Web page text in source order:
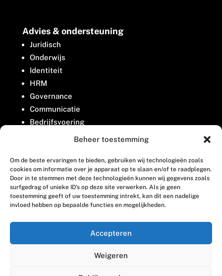
Beheer toestemming
Om de beste ervaringen te bieden, gebruiken wij technologieën zoals
cookies om informatie over je apparaat op te slaan en/of te raadplegen.
Door in te stemmen met deze technologieën kunnen wij gegevens zoals
surfgedrag of unieke ID's op deze site verwerken. Als je geen
toestemming geeft of uw toestemming intrekt, kan dit een nadelige
invloed hebben op bepaalde functies en mogelijkheden.
Accepteren
Weigeren
Advies & ondersteuning
Juridisch
Onderwijs
Identiteit
HRM
Governance
Communicatie
Bedrijfsvoering
Belangenbehartiging
Contact
Houttuinlaan 8
3447 GM Woerden